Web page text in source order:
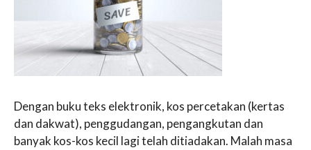
Dengan buku teks elektronik, kos percetakan (kertas
dan dakwat), penggudangan, pengangkutan dan
banyak kos-kos kecil lagi telah ditiadakan. Malah masa